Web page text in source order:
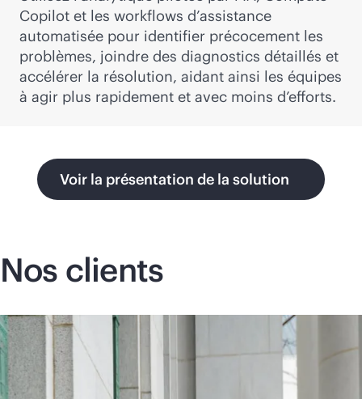
Copilot et les workflows d’assistance
automatisée pour identifier précocement les
problèmes, joindre des diagnostics détaillés et
accélérer la résolution, aidant ainsi les équipes
à agir plus rapidement et avec moins d’efforts.
Voir la présentation de la solution
Nos clients